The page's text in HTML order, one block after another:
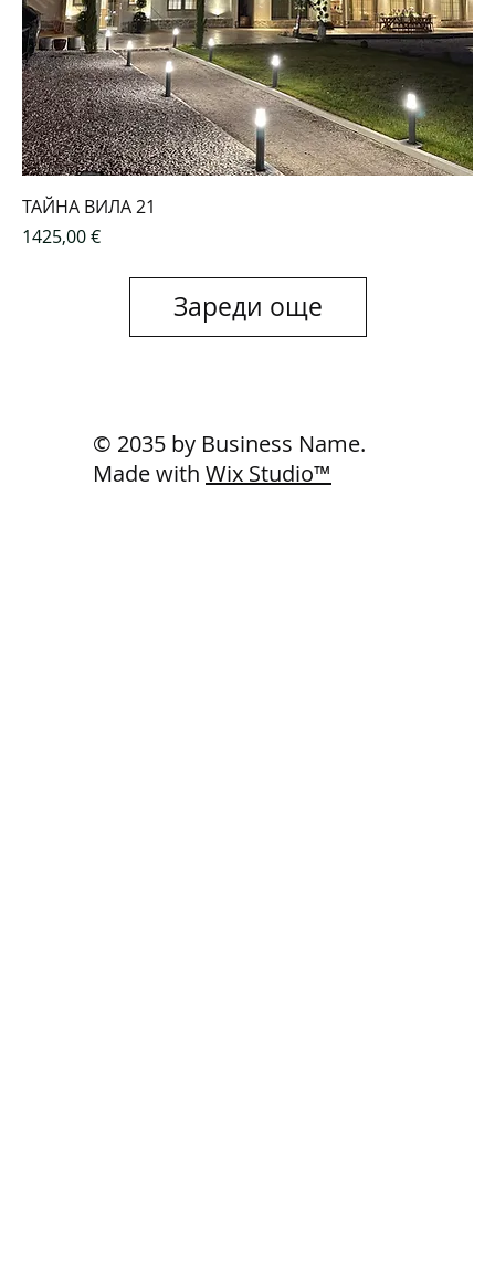
ТАЙНА ВИЛА 21
Цена
1425,00 €
Зареди още
© 2035 by Business Name.
Made with Wix Studio™